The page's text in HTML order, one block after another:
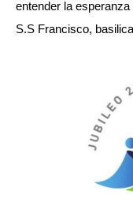
entender la
S.S Francisco,